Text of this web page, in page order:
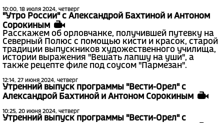
10:00, 18 июля 2024, четверг
"Утро России" с Александрой Бахтиной и Антоном
Сорокиным
Расскажем об орловчанке, получившей путевку на
Северный Полюс с помощью кисти и красок, старой
традиции выпускников художественного училища,
истории выражения "Вешать лапшу на уши", а
также рецепте филе под соусом "Пармезан".
12:14, 27 июня 2024, четверг
Утренний выпуск программы "Вести-Орел" с
Александрой Бахтиной и Антоном Сорокиным
10:25, 20 июня 2024, четверг
Утренний выпуск программы "Вести-Орел" с